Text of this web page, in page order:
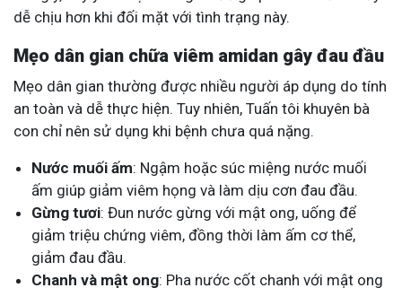
dễ chịu hơn khi đối mặt với tình trạng này.
Mẹo dân gian chữa viêm amidan gây đau đầu
Mẹo dân gian thường được nhiều người áp dụng do tính
an toàn và dễ thực hiện. Tuy nhiên, Tuấn tôi khuyên bà
con chỉ nên sử dụng khi bệnh chưa quá nặng.
Nước muối ấm: Ngậm hoặc súc miệng nước muối
ấm giúp giảm viêm họng và làm dịu cơn đau đầu.
Gừng tươi: Đun nước gừng với mật ong, uống để
giảm triệu chứng viêm, đồng thời làm ấm cơ thể,
giảm đau đầu.
Chanh và mật ong: Pha nước cốt chanh với mật ong